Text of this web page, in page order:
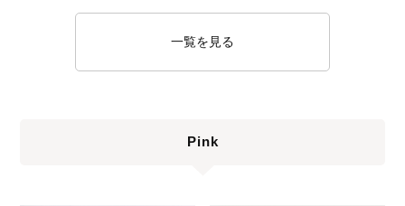
一覧を見る
Pink